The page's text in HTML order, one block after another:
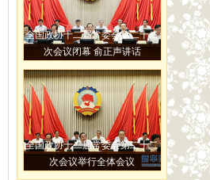
全国政协十二届常委会第二十二
次会议闭幕 俞正声讲话
全国政协十二届常委会第二十二
次会议举行全体会议